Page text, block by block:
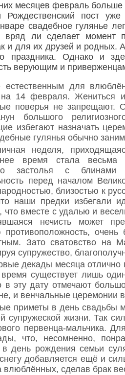
месяцев февраль
Рождественский пост
свадебное гулянье
вряд ли сделает момент
и для их друзей и родных.
праздника. Однако и
верующим и
естественным для
14 февраля. Жениться
поверья не запрещают.
большого
избегают назначать
гулянья обычно
неделя,
время стала весьма
застолья с блинами
перед началом
близостью к
наши предки избегали
что вместе с удалью и
нечисть может
противоположность,
Зато сватовство на
супружество,
декады месяца отлично
существует лишь
в эту дату отмечают
и венчальные церемонии
приметы в день свадьбы
супружеской жизни. Так
первенца-мальчика.
что, несомненно,
в день рождения семьи
добавляется ещё и
влюблённых, сделав брак